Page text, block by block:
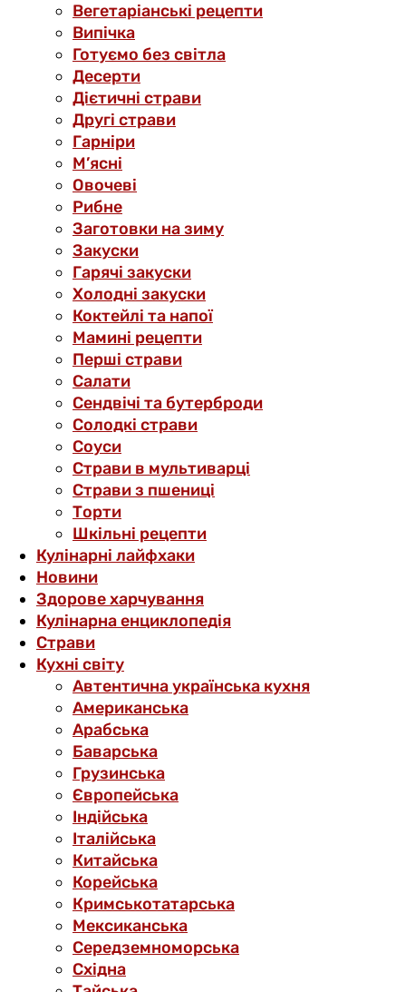
Вегетаріанські рецепти
Випічка
Готуємо без світла
Десерти
Дієтичні страви
Другі страви
Гарніри
М’ясні
Овочеві
Рибне
Заготовки на зиму
Закуски
Гарячі закуски
Холодні закуски
Коктейлі та напої
Мамині рецепти
Перші страви
Салати
Сендвічі та бутерброди
Солодкі страви
Соуси
Страви в мультиварці
Страви з пшениці
Торти
Шкільні рецепти
Кулінарні лайфхаки
Новини
Здорове харчування
Кулінарна енциклопедія
Страви
Кухні світу
Автентична українська кухня
Американська
Арабська
Баварська
Грузинська
Європейська
Індійська
Італійська
Китайська
Корейська
Кримськотатарська
Мексиканська
Середземноморська
Східна